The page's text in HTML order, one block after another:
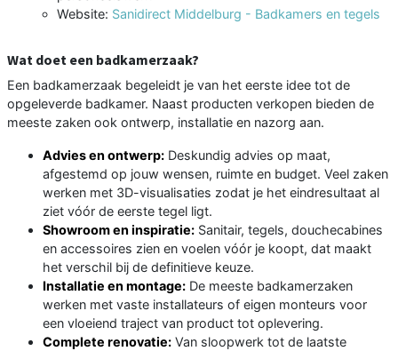
Website: Sanidirect Middelburg - Badkamers en tegels
Wat doet een badkamerzaak?
Een badkamerzaak begeleidt je van het eerste idee tot de
opgeleverde badkamer. Naast producten verkopen bieden de
meeste zaken ook ontwerp, installatie en nazorg aan.
Advies en ontwerp: Deskundig advies op maat,
afgestemd op jouw wensen, ruimte en budget. Veel zaken
werken met 3D-visualisaties zodat je het eindresultaat al
ziet vóór de eerste tegel ligt.
Showroom en inspiratie: Sanitair, tegels, douchecabines
en accessoires zien en voelen vóór je koopt, dat maakt
het verschil bij de definitieve keuze.
Installatie en montage: De meeste badkamerzaken
werken met vaste installateurs of eigen monteurs voor
een vloeiend traject van product tot oplevering.
Complete renovatie: Van sloopwerk tot de laatste